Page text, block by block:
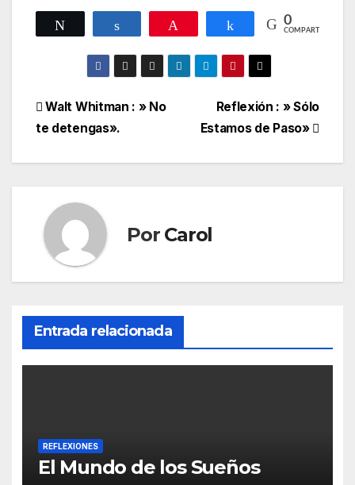
Twittear Compartir Compartir
0
COMPARTIR
Navegación
Reflexión : » Sólo
Estamos de Paso»
Walt Whitman : » No
te detengas».
Por Carol
Entrada relacionada
REFLEXIONES
El Mundo de los Sueños